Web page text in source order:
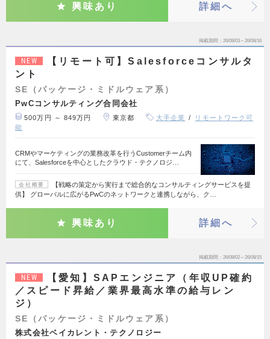
興味あり 詳細へ
掲載期間 26/08/03～26/08/16
NEW
【リモート可】Salesforceコンサルタ
ント
SE（パッケージ・ミドルウェア系）
PwCコンサルティング合同会社
500万円 ～ 849万円 東京都 大手企業
リモートワーク可
能
CRMやマーケティングの業務改革を行うCustomerチーム内
にて、Salesforceを中心としたクラウド・テクノロジ…
会社概要
【戦略の策定から実行まで総合的なコンサルティングサービスを提
供】 グローバルに広がるPwCのネットワークと連携しながら、ク…
興味あり 詳細へ
掲載期間 26/08/02～26/08/15
NEW
【愛知】SAPエンジニア（年収UP確約
／スピード昇給／業界最高水準の給与レン
ジ）
SE（パッケージ・ミドルウェア系）
株式会社ベイカレント・テクノロジー